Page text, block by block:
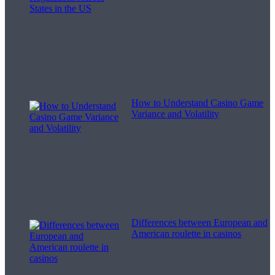
How to Understand Casino Game
Variance and Volatility
Differences between European and
American roulette in casinos